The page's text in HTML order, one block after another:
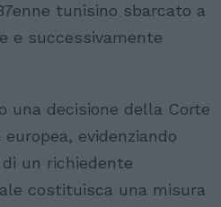
tunisino sbarcato a
e successivamente
una decisione della Corte
evidenziando
un richiedente
costituisca una misura